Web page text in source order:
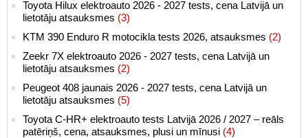
Toyota Hilux elektroauto 2026 - 2027 tests, cena Latvijā un
lietotāju atsauksmes (3)
KTM 390 Enduro R motocikla tests 2026, atsauksmes (2)
Zeekr 7X elektroauto 2026 - 2027 tests, cena Latvijā un
lietotāju atsauksmes (2)
Peugeot 408 jaunais 2026 - 2027 tests, cena Latvijā un
lietotāju atsauksmes (5)
Toyota C-HR+ elektroauto tests Latvijā 2026 / 2027 – reāls
patēriņš, cena, atsauksmes, plusi un mīnusi (4)